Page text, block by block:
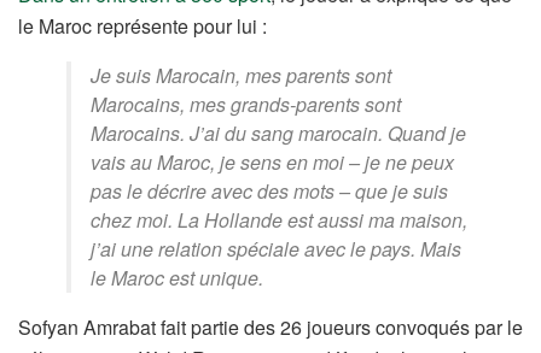
le Maroc représente pour lui :
Je suis Marocain, mes parents sont
Marocains, mes grands-parents sont
Marocains. J’ai du sang marocain. Quand je
vais au Maroc, je sens en moi – je ne peux
pas le décrire avec des mots – que je suis
chez moi. La Hollande est aussi ma maison,
j’ai une relation spéciale avec le pays. Mais
le Maroc est unique.
Sofyan Amrabat fait partie des 26 joueurs convoqués par le